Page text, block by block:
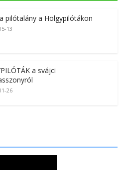
pilótalány a Hölgypilótákon
13
a svájci
26